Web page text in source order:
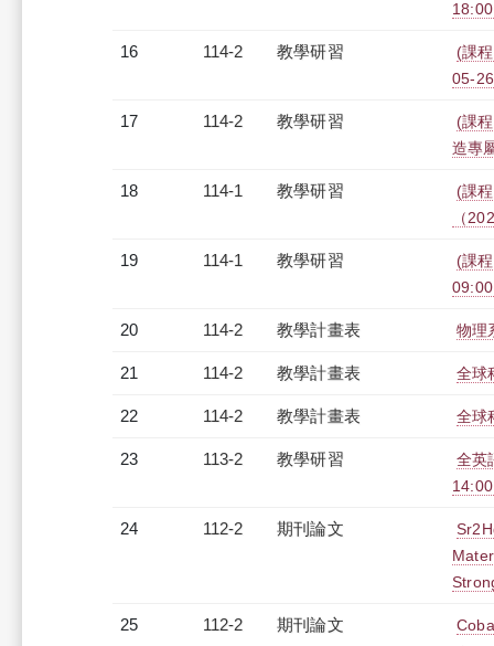
16 114-2 教學研習
(課
05-
17 114-2 教學研習
(課
造專
18 114-1 教學研習
(課
（
19 114-1 教學研習
(課
20 114-2 教學計畫表 物理
21 114-2 教學計畫表 全球
22 114-2 教學計畫表 全球
23 113-2 教學研習
全英
24 112-2 期刊論文
25 112-2 期刊論文